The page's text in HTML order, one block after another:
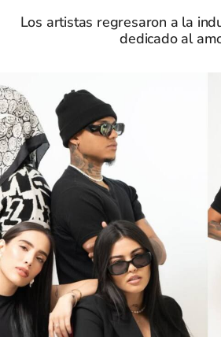
Los artistas regresaron a la
dedicado al